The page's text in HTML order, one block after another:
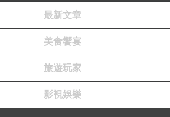
最新文章
美食饗宴
旅遊玩家
影視娛樂